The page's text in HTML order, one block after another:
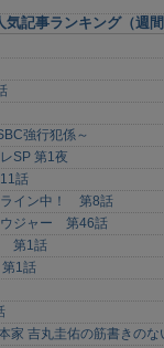
気記事ランキング（週間
強行犯係～
SP 第1夜
話
ライン中！ 第8話
ウジャー 第46話
第1話
1話
家 吉丸圭佑の筋書きの